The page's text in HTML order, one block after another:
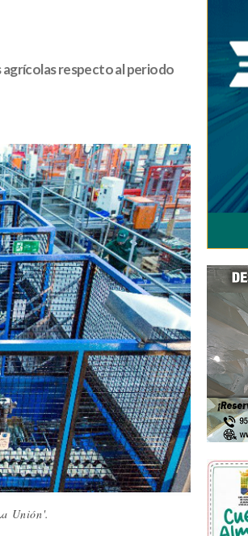
respecto al periodo
Unión'.